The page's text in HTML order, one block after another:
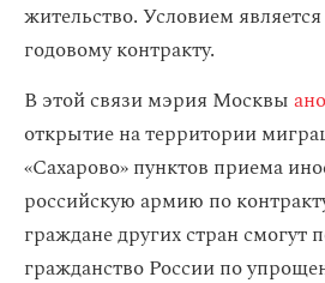
жительство. Условием
годовому контракту.
В этой связи мэрия Москвы
открытие на территории
«Сахарово» пунктов приема
российскую армию по
граждане других стран смогут
гражданство России по